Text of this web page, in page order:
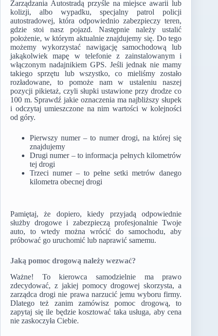
Zarządzania Autostradą przyśle na miejsce awarii lub
kolizji, albo wypadku, specjalny patrol policji
autostradowej, która odpowiednio zabezpieczy teren,
gdzie stoi nasz pojazd. Następnie należy ustalić
położenie, w którym aktualnie znajdujemy się. Do tego
możemy wykorzystać nawigację samochodową lub
jakąkolwiek mapę w telefonie z zainstalowanym i
włączonym nadajnikiem GPS. Jeśli jednak nie mamy
takiego sprzętu lub wszystko, co mieliśmy zostało
rozładowane, to pomoże nam w ustaleniu naszej
pozycji pikietaż, czyli słupki ustawione przy drodze co
100 m. Sprawdź jakie oznaczenia ma najbliższy słupek
i odczytaj umieszczone na nim wartości w kolejności
od góry.
Pierwszy numer – to numer drogi, na której się
znajdujemy
Drugi numer – to informacja pełnych kilometrów
tej drogi
Trzeci numer – to pełne setki metrów danego
kilometra obecnej drogi
Pamiętaj, że dopiero, kiedy przyjadą odpowiednie
służby drogowe i zabezpieczą profesjonalnie Twoje
auto, to wtedy można wrócić do samochodu, aby
próbować go uruchomić lub naprawić samemu.
Jaką pomoc drogową należy wezwać?
Ważne! To kierowca samodzielnie ma prawo
zdecydować, z jakiej pomocy drogowej skorzysta, a
zarządca drogi nie prawa narzucić jemu wyboru firmy.
Dlatego też zanim zamówisz pomoc drogową, to
zapytaj się ile będzie kosztować taka usługa, aby cena
nie zaskoczyła Ciebie.